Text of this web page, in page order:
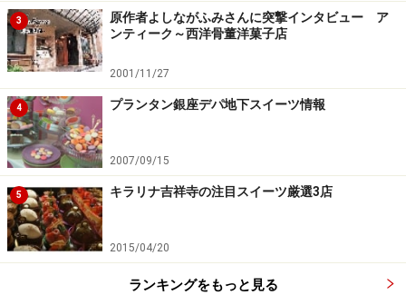
ましたのでコチラ でご紹介していますのでご参考くださ
い。
※記事内容は執筆時点のものです。最新の内容をご確認くださ
い。
※メニューや料金などのデータは、取材時または記事公開時点で
の内容です。
3
原作者よしながふみさんに突撃インタビュー ア
ンティーク～西洋骨董洋菓子店
2001/11/27
4 プランタン銀座デパ地下スイーツ情報
2007/09/15
5 キラリナ吉祥寺の注目スイーツ厳選3店
2015/04/20
ランキングをもっと見る